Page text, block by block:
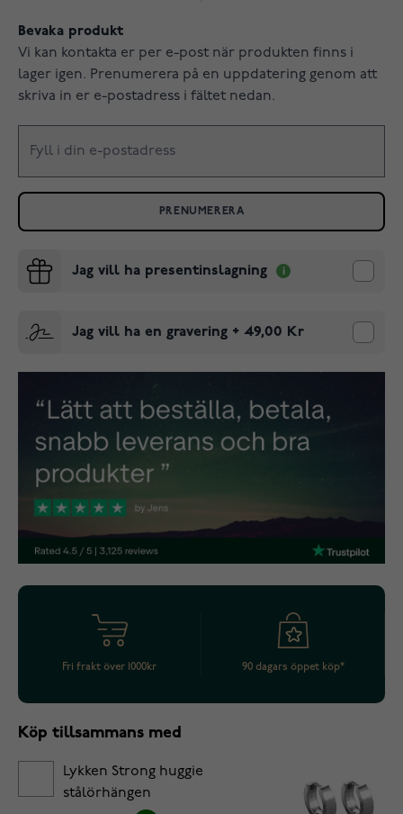
Bevaka produkt
Vi kan kontakta er per e-post när produkten finns i
lager igen. Prenumerera på en uppdatering genom att
skriva in er e-postadress i fältet nedan.
PRENUMERERA
Jag vill ha presentinslagning
Jag vill ha en gravering + 49,00 Kr
Fri frakt över 1000kr 90 dagars öppet köp*
Köp tillsammans med
Lykken Strong huggie
stålörhängen